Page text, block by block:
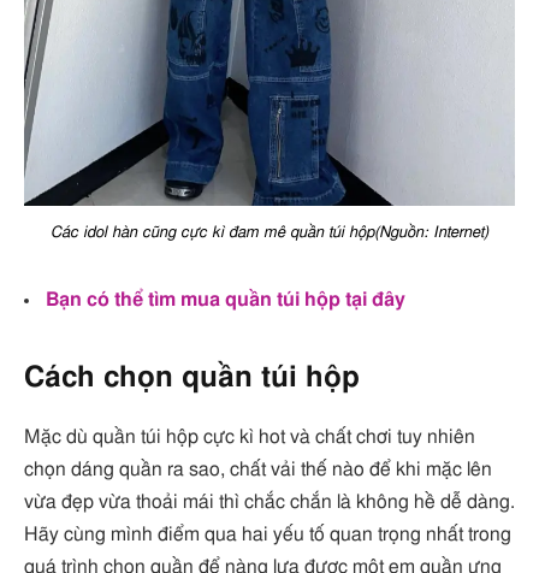
Các idol hàn cũng cực kì đam mê quần túi hộp(Nguồn: Internet)
Bạn có thể tìm mua quần túi hộp tại đây
Cách chọn quần túi hộp
Mặc dù quần túi hộp cực kì hot và chất chơi tuy nhiên
chọn dáng quần ra sao, chất vải thế nào để khi mặc lên
vừa đẹp vừa thoải mái thì chắc chắn là không hề dễ dàng.
Hãy cùng mình điểm qua hai yếu tố quan trọng nhất trong
quá trình chọn quần để nàng lựa được một em quần ưng